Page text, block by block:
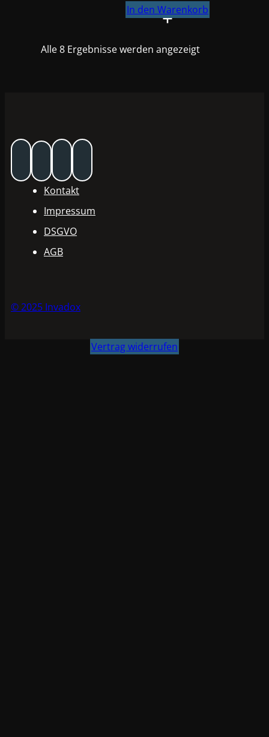
Soft-
Schleifpad
Rolle
In den Warenkorb
Alle 8 Ergebnisse werden angezeigt
Kontakt
Impressum
DSGVO
AGB
© 2025 Invadox
Vertrag widerrufen